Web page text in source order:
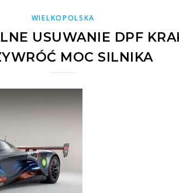
WIELKOPOLSKA
USUWANIE DPF
MOC SILNIKA